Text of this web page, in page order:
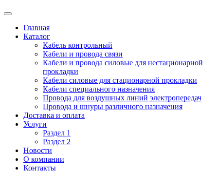
Главная
Каталог
Кабель контрольный
Кабели и провода связи
Кабели и провода силовые для нестационарной
прокладки
Кабели силовые для стационарной прокладки
Кабели специального назначения
Провода для воздушных линий электропередач
Провода и шнуры различного назначения
Доставка и оплата
Услуги
Раздел 1
Раздел 2
Новости
О компании
Контакты